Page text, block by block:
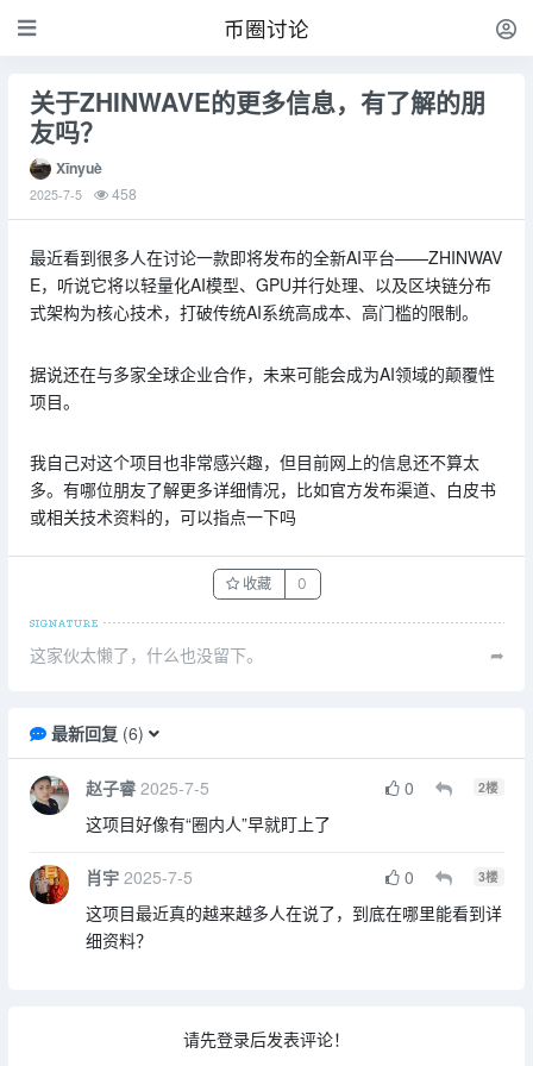
币圈讨论
关于ZHINWAVE的更多信息，有了解的朋
友吗？
Xīnyuè
2025-7-5 458
最近看到很多人在讨论一款即将发布的全新AI平台——ZHINWAV
E，听说它将以轻量化AI模型、GPU并行处理、以及区块链分布
式架构为核心技术，打破传统AI系统高成本、高门槛的限制。
据说还在与多家全球企业合作，未来可能会成为AI领域的颠覆性
项目。
我自己对这个项目也非常感兴趣，但目前网上的信息还不算太
多。有哪位朋友了解更多详细情况，比如官方发布渠道、白皮书
或相关技术资料的，可以指点一下吗
收藏 0
这家伙太懒了，什么也没留下。 ➦
最新回复(6)
赵子睿 2025-7-5 0 2楼
这项目好像有“圈内人”早就盯上了
肖宇 2025-7-5 0 3楼
这项目最近真的越来越多人在说了，到底在哪里能看到详
细资料？
请先登录后发表评论！